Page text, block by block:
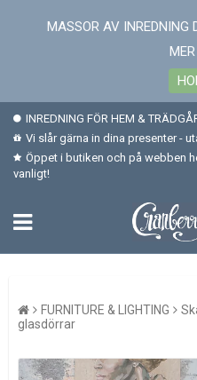
MASSOR AV INREDNING
INREDNING FÖR HEM &
Vi slår gärna in dina presenter -
Öppet i butiken och på webben
vanligt!
FURNITURE & LIGHTING
glasdörrar